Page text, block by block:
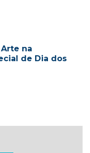
na
de Dia dos